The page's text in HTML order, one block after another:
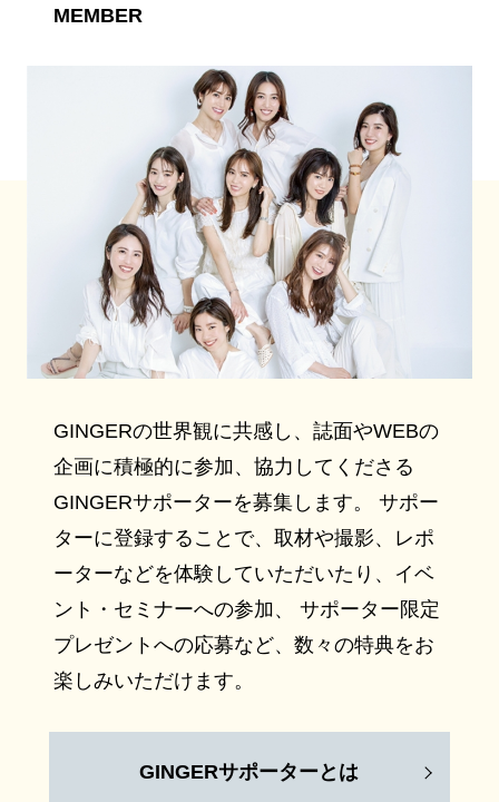
MEMBER
GINGERの世界観に共感し、誌面やWEBの
企画に積極的に参加、協力してくださる
GINGERサポーターを募集します。 サポー
ターに登録することで、取材や撮影、レポ
ーターなどを体験していただいたり、イベ
ント・セミナーへの参加、 サポーター限定
プレゼントへの応募など、数々の特典をお
楽しみいただけます。
GINGERサポーターとは